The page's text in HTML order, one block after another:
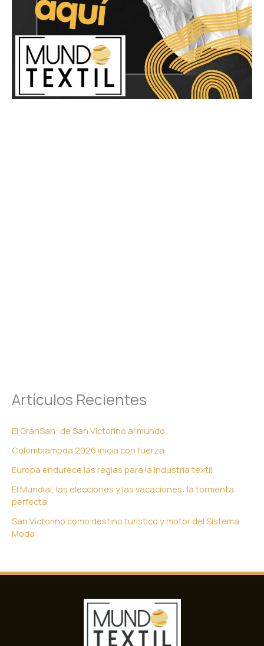
Artículos Recientes
El GranSan: de San Victorino al mundo
Colombiamoda 2026 inicia con fuerza
Europa endurece las reglas para la industria textil.
El Mundial, las elecciones y las vacaciones: la tormenta
perfecta
San Victorino como destino turístico y motor del Sistema
Moda